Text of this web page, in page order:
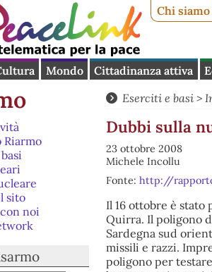
Chi siamo
Mondo Cittadinanza attiva
Riarmo
sito
noi
Eserciti e basi >
Dubbi sulla
23 ottobre 2008
Michele Incollu
Fonte: http://
Il 16 ottobre è
Quirra. Il poligono
Sardegna sud
missili e razzi.
poligono per